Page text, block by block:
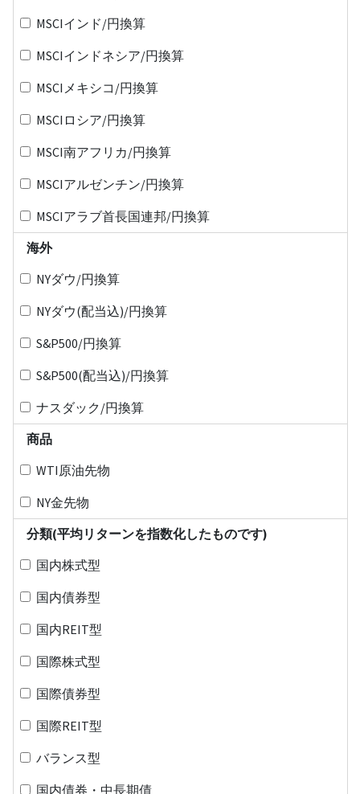
MSCIインド/円換算
MSCIインドネシア/円換算
MSCIメキシコ/円換算
MSCIロシア/円換算
MSCI南アフリカ/円換算
MSCIアルゼンチン/円換算
MSCIアラブ首長国連邦/円換算
海外
NYダウ/円換算
NYダウ(配当込)/円換算
S&P500/円換算
S&P500(配当込)/円換算
ナスダック/円換算
商品
WTI原油先物
NY金先物
分類(平均リターンを指数化したものです)
国内株式型
国内債券型
国内REIT型
国際株式型
国際債券型
国際REIT型
バランス型
国内債券・中長期債